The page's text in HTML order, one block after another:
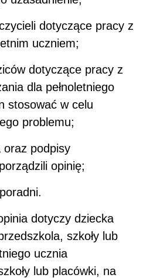
dotyczące pracy z
uczniem;
dotyczące pracy z
dla pełnoletniego
stosować w celu
problemu;
oraz podpisy
opinię;
dotyczy dziecka
szkoły lub
ucznia
lub placówki, na